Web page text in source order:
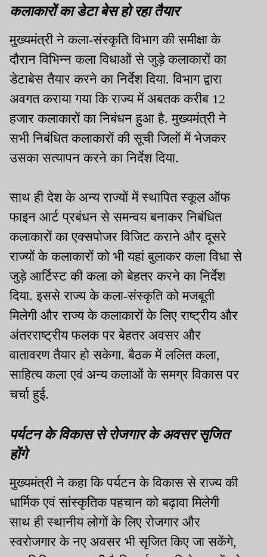
कलाकारों का डेटा बेस हो रहा तैयार
मुख्यमंत्री ने कला-संस्कृति विभाग की समीक्षा के
दौरान विभिन्न कला विधाओं से जुड़े कलाकारों का
डेटाबेस तैयार करने का निर्देश दिया. विभाग द्वारा
अवगत कराया गया कि राज्य में अबतक करीब 12
हजार कलाकारों का निबंधन हुआ है. मुख्यमंत्री ने
सभी निबंधित कलाकारों की सूची जिलों में भेजकर
उसका सत्यापन करने का निर्देश दिया.
साथ ही देश के अन्य राज्यों में स्थापित स्कूल ऑफ
फाइन आर्ट प्रबंधन से समन्वय बनाकर निबंधित
कलाकारों का एक्सपोजर विजिट कराने और दूसरे
राज्यों के कलाकारों को भी यहां बुलाकर कला विधा से
जुड़े आर्टिस्ट की कला को बेहतर करने का निर्देश
दिया. इससे राज्य के कला-संस्कृति को मजबूती
मिलेगी और राज्य के कलाकारों के लिए राष्ट्रीय और
अंतरराष्ट्रीय फलक पर बेहतर अवसर और
वातावरण तैयार हो सकेगा. बैठक में ललित कला,
साहित्य कला एवं अन्य कलाओं के समग्र विकास पर
चर्चा हुई.
पर्यटन के विकास से रोजगार के अवसर सृजित
होंगे
मुख्यमंत्री ने कहा कि पर्यटन के विकास से राज्य की
धार्मिक एवं सांस्कृतिक पहचान को बढ़ावा मिलेगी
साथ ही स्थानीय लोगों के लिए रोजगार और
स्वरोजगार के नए अवसर भी सृजित किए जा सकेंगे,